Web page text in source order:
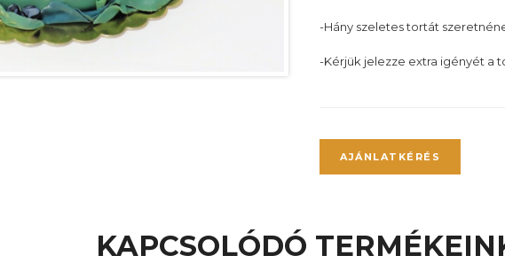
-Hány szeletes tortát
-Kérjük jelezze extra igényét a
AJÁNLATKÉRÉS
KAPCSOLÓDÓ